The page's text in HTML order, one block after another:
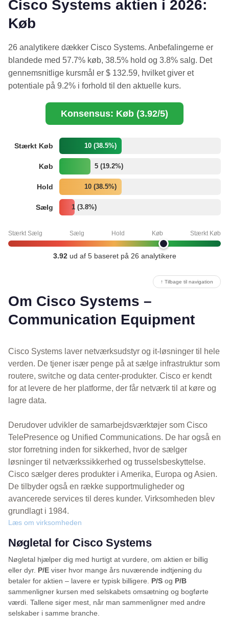
Cisco Systems aktien i 2026:
Køb
26 analytikere dækker Cisco Systems. Anbefalingerne er
blandede med 57.7% køb, 38.5% hold og 3.8% salg. Det
gennemsnitlige kursmål er $ 132.59, hvilket giver et
potentiale på 9.2% i forhold til den aktuelle kurs.
Konsensus: Køb (3.92/5)
Stærkt Køb 10 (38.5%)
Køb 5 (19.2%)
Hold 10 (38.5%)
Sælg 1 (3.8%)
Stærkt Sælg Sælg Hold Køb Stærkt Køb
3.92ud af 5 baseret på 26 analytikere
↑ Tilbage til navigation
Om Cisco Systems –
Communication Equipment
Cisco Systems laver netværksudstyr og it-løsninger til hele
verden. De tjener især penge på at sælge infrastruktur som
routere, switche og data center-produkter. Cisco er kendt
for at levere de her platforme, der får netværk til at køre og
lagre data.
Derudover udvikler de samarbejdsværktøjer som Cisco
TelePresence og Unified Communications. De har også en
stor forretning inden for sikkerhed, hvor de sælger
løsninger til netværkssikkerhed og trusselsbeskyttelse.
Cisco sælger deres produkter i Amerika, Europa og Asien.
De tilbyder også en række supportmuligheder og
avancerede services til deres kunder. Virksomheden blev
grundlagt i 1984.
Læs om virksomheden
Nøgletal for Cisco Systems
Nøgletal hjælper dig med hurtigt at vurdere, om aktien er billig
eller dyr. P/E viser hvor mange års nuværende indtjening du
betaler for aktien – lavere er typisk billigere. P/S og P/B
sammenligner kursen med selskabets omsætning og bogførte
værdi. Tallene siger mest, når man sammenligner med andre
selskaber i samme branche.